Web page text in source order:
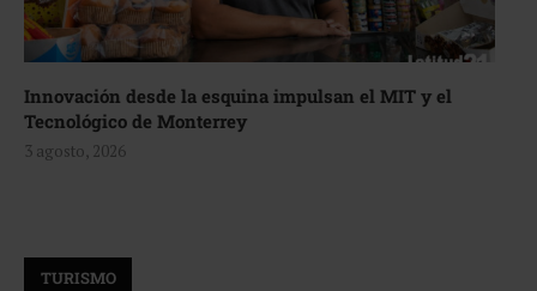
Innovación desde la esquina impulsan el MIT y el
Tecnológico de Monterrey
3 agosto, 2026
TURISMO